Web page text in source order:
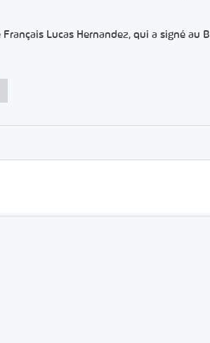
Lucas Hernandez, qui a signé au